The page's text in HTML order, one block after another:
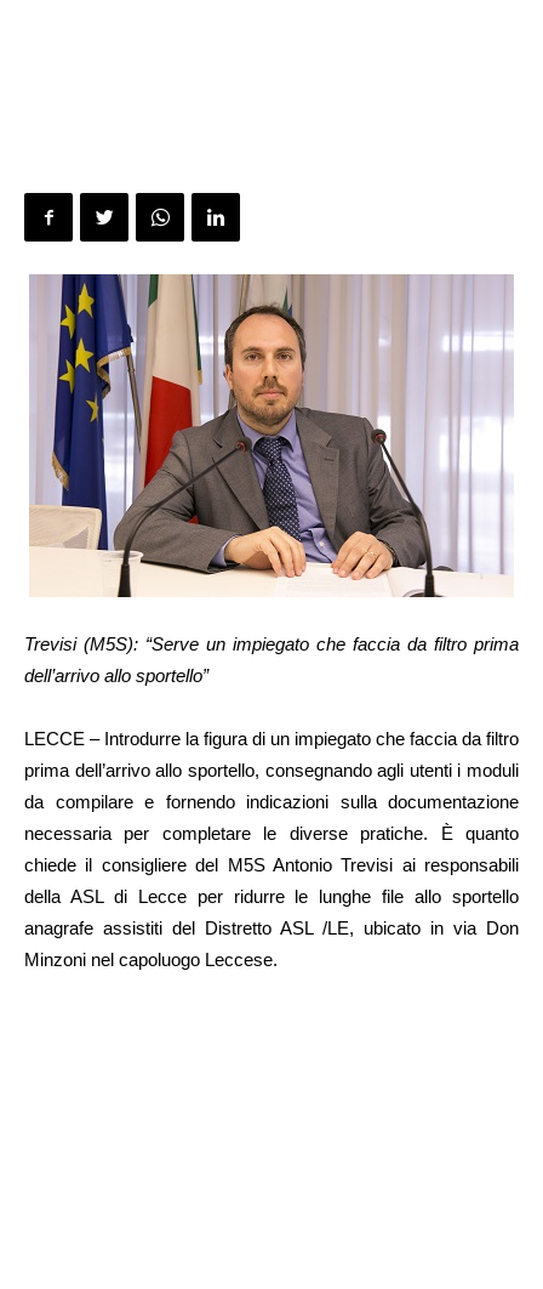
Trevisi (M5S): “Serve un impiegato che faccia da filtro prima
dell’arrivo allo sportello”
LECCE – Introdurre la figura di un impiegato che faccia da filtro
prima dell’arrivo allo sportello, consegnando agli utenti i moduli
da compilare e fornendo indicazioni sulla documentazione
necessaria per completare le diverse pratiche. È quanto
chiede il consigliere del M5S Antonio Trevisi ai responsabili
della ASL di Lecce per ridurre le lunghe file allo sportello
anagrafe assistiti del Distretto ASL /LE, ubicato in via Don
Minzoni nel capoluogo Leccese.